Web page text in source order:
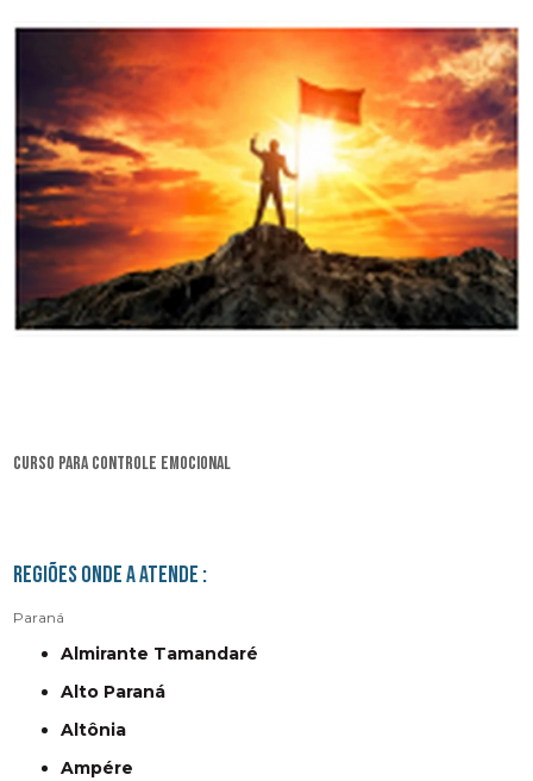
curso para controle emocional
Regiões onde a atende :
Paraná
Almirante Tamandaré
Alto Paraná
Altônia
Ampére